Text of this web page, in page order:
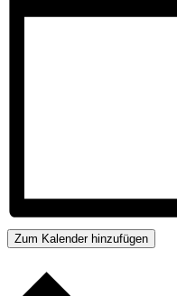
Zum Kalender hinzufügen